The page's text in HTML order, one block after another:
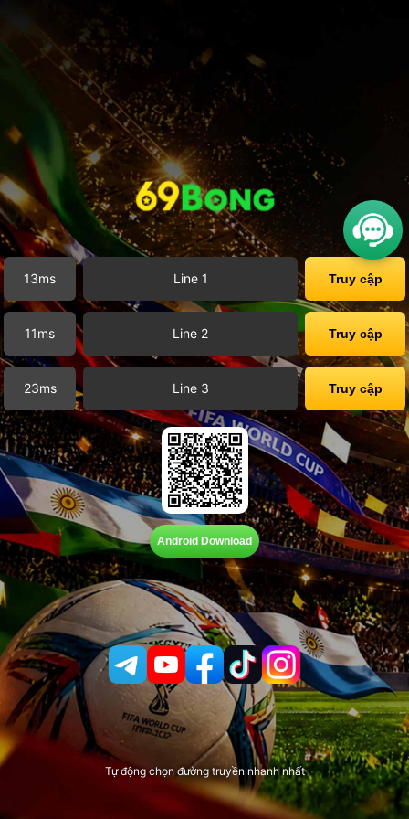
13ms Line 1 Truy cập
11ms Line 2 Truy cập
23ms Line 3 Truy cập
Android Download
Tự động chọn đường truyền nhanh nhất